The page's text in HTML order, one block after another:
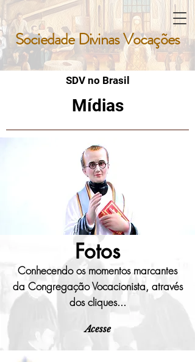
Sociedade Divinas Vocações
Sociedade Divinas Vocações
SDV no Brasil
Mídias
Fotos
Conhecendo os momentos marcantes
da Congregação Vocacionista, através
dos cliques...
Acesse